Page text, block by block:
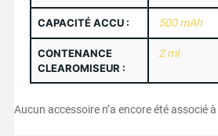
CAPACITÉ ACCU : 500 mAh
CONTENANCE
CLEAROMISEUR :
2 ml
Aucun accessoire n’a encore été associé